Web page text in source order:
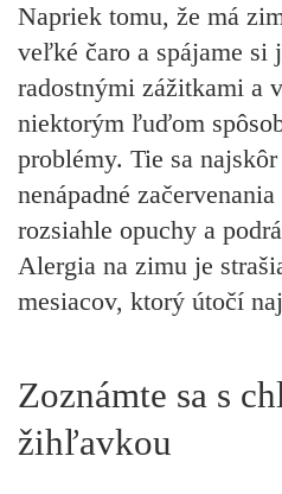
Napriek tomu, že má
veľké čaro a spájame si
radostnými zážitkami a
niektorým ľuďom
problémy. Tie sa
nenápadné
rozsiahle opuchy a
Alergia na zimu je
mesiacov, ktorý útočí
Zoznámte sa s
žihľavkou